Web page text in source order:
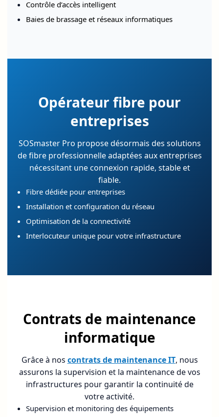
Contrôle d’accès intelligent
Baies de brassage et réseaux informatiques
Opérateur fibre pour
entreprises
SOSmaster Pro propose désormais des solutions
de fibre professionnelle adaptées aux entreprises
nécessitant une connexion rapide, stable et
fiable.
Fibre dédiée pour entreprises
Installation et configuration du réseau
Optimisation de la connectivité
Interlocuteur unique pour votre infrastructure
Contrats de maintenance
informatique
Grâce à nos contrats de maintenance IT, nous
assurons la supervision et la maintenance de vos
infrastructures pour garantir la continuité de
votre activité.
Supervision et monitoring des équipements